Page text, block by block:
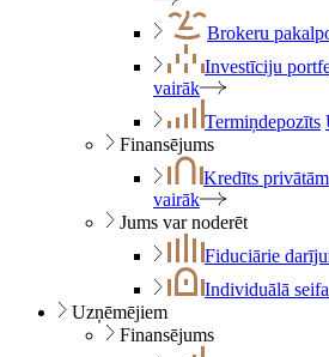
Brokeru
Investīciju
vairāk
Termiņdepozīts
Finansējums
Kredīts
vairāk
Jums var noderēt
Fiduciārie
Individuālā
Uzņēmējiem
Finansējums